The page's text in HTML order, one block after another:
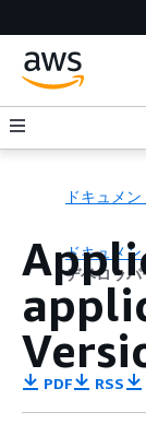
ドキュメン
ドキュメン
デベロッパ
PDF RSS